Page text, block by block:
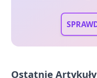
Ostatnie Artykuły